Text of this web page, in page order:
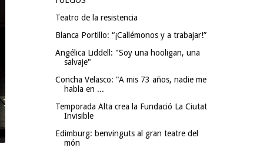
Teatro de la resistencia
Blanca Portillo: “¡Callémonos y a trabajar!”
Angélica Liddell: "Soy una hooligan, una
salvaje"
Concha Velasco: "A mis 73 años, nadie me
habla en ...
Temporada Alta crea la Fundació La Ciutat
Invisible
Edimburg: benvinguts al gran teatre del
món